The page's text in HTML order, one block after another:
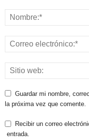
Guardar mi nombre,
la próxima vez que comente.
Recibir un correo
entrada.